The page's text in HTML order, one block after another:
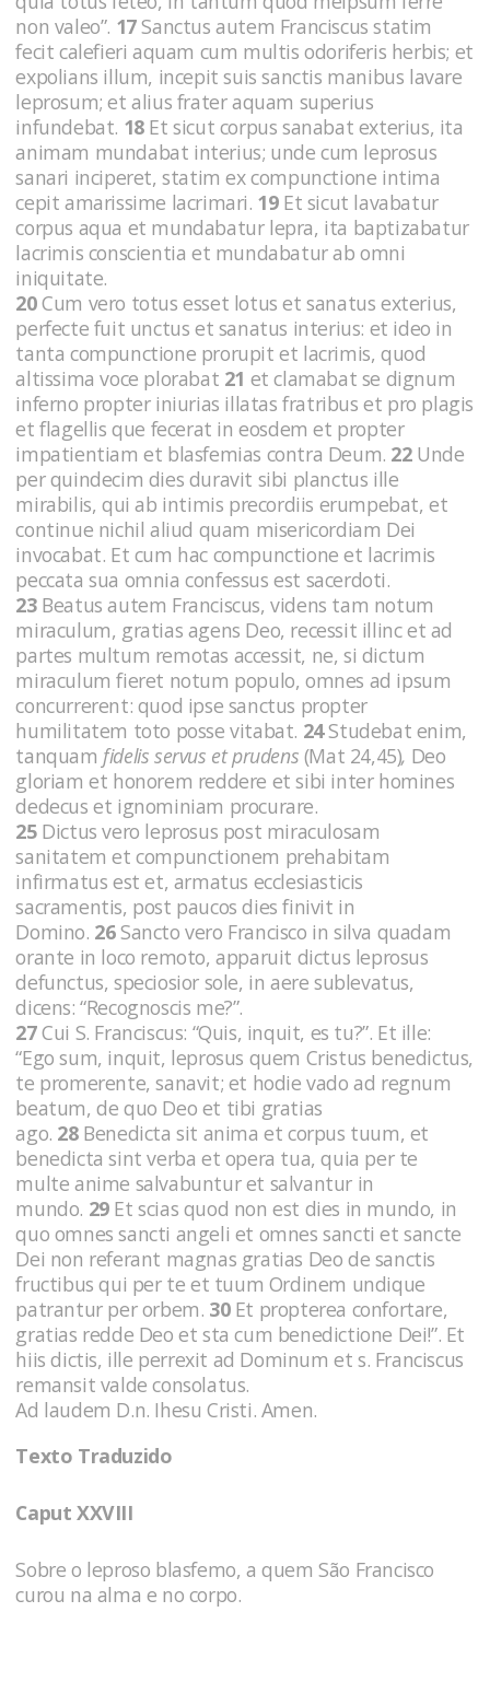
non valeo”. 17Sanctus autem Franciscus statim
fecit calefieri aquam cum multis odoriferis herbis; et
expolians illum, incepit suis sanctis manibus lavare
leprosum; et alius frater aquam superius
infundebat. 18 Et sicut corpus sanabat exterius, ita
animam mundabat interius; unde cum leprosus
sanari inciperet, statim ex compunctione intima
cepit amarissime lacrimari. 19 Et sicut lavabatur
corpus aqua et mundabatur lepra, ita baptizabatur
lacrimis conscientia et mundabatur ab omni
iniquitate.
20Cum vero totus esset lotus et sanatus exterius,
perfecte fuit unctus et sanatus interius: et ideo in
tanta compunctione prorupit et lacrimis, quod
altissima voce plorabat 21 et clamabat se dignum
inferno propter iniurias illatas fratribus et pro plagis
et flagellis que fecerat in eosdem et propter
impatientiam et blasfemias contra Deum. 22Unde
per quindecim dies duravit sibi planctus ille
mirabilis, qui ab intimis precordiis erumpebat, et
continue nichil aliud quam misericordiam Dei
invocabat. Et cum hac compunctione et lacrimis
peccata sua omnia confessus est sacerdoti.
23 Beatus autem Franciscus, videns tam notum
miraculum, gratias agens Deo, recessit illinc et ad
partes multum remotas accessit, ne, si dictum
miraculum fieret notum populo, omnes ad ipsum
concurrerent: quod ipse sanctus propter
humilitatem toto posse vitabat. 24Studebat enim,
tanquam fidelis servus et prudens (Mat 24,45), Deo
gloriam et honorem reddere et sibi inter homines
dedecus et ignominiam procurare.
25Dictus vero leprosus post miraculosam
sanitatem et compunctionem prehabitam
infirmatus est et, armatus ecclesiasticis
sacramentis, post paucos dies finivit in
Domino. 26Sancto vero Francisco in silva quadam
orante in loco remoto, apparuit dictus leprosus
defunctus, speciosior sole, in aere sublevatus,
dicens: “Recognoscis me?”.
27Cui S. Franciscus: “Quis, inquit, es tu?”. Et ille:
“Ego sum, inquit, leprosus quem Cristus benedictus,
te promerente, sanavit; et hodie vado ad regnum
beatum, de quo Deo et tibi gratias
ago. 28Benedicta sit anima et corpus tuum, et
benedicta sint verba et opera tua, quia per te
multe anime salvabuntur et salvantur in
mundo. 29Et scias quod non est dies in mundo, in
quo omnes sancti angeli et omnes sancti et sancte
Dei non referant magnas gratias Deo de sanctis
fructibus qui per te et tuum Ordinem undique
patrantur per orbem. 30 Et propterea confortare,
gratias redde Deo et sta cum benedictione Dei!”. Et
hiis dictis, ille perrexit ad Dominum et s. Franciscus
remansit valde consolatus.
Ad laudem D.n. Ihesu Cristi. Amen.
Texto Traduzido
Caput XXVIII
Sobre o leproso blasfemo, a quem São Francisco
curou na alma e no corpo.